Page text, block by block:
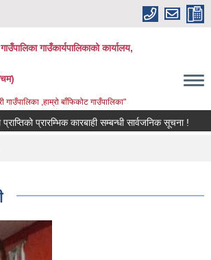
गाउँकार्यपालिकाको कार्यालय,
गाउँपालिका ,हाम्रो बाँफिकोट गाउँपालिका"
प्रारम्भिक कारबाही सम्बन्धी सार्वजनिक सूचना !